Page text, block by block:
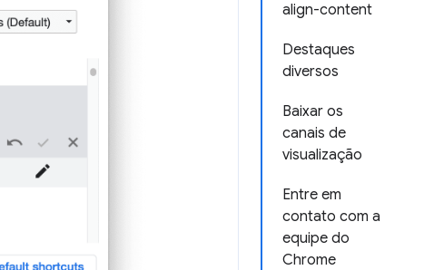
align-content
Destaques
diversos
Baixar os
canais de
visualização
Entre em
contato com a
equipe do
Chrome